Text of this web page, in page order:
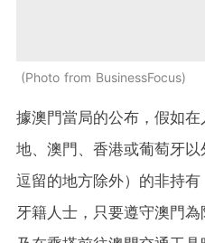
Photo from BusinessFocus
據澳門當局的公布，假如
地、澳門、香港或葡萄牙
逗留的地方除外）的非持
牙籍人士，只要遵守澳門